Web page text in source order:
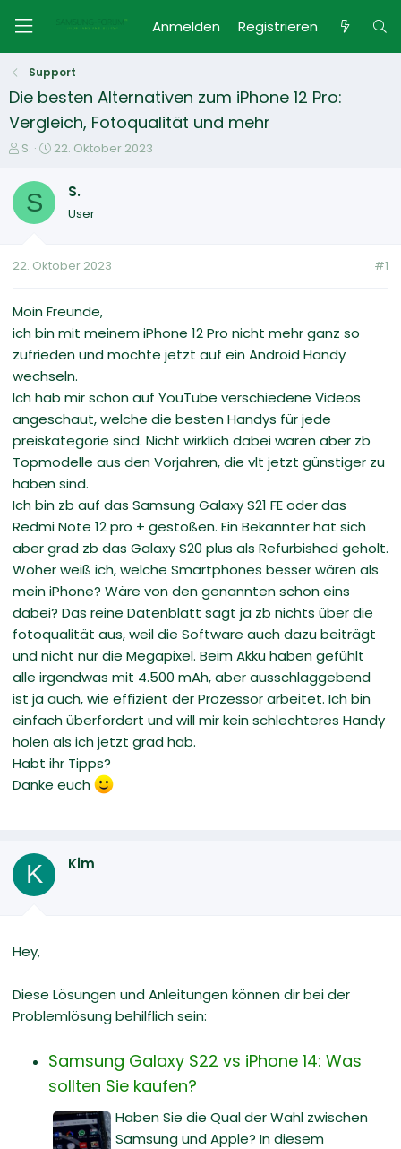
Anmelden Registrieren
Support
Die besten Alternativen zum iPhone 12 Pro:
Vergleich, Fotoqualität und mehr
E
s
e
e
S.
E
t
t
m
22. Oktober 2023
S S.
User
22. Oktober 2023 #1
Moin Freunde,
ich bin mit meinem iPhone 12 Pro nicht mehr ganz so
zufrieden und möchte jetzt auf ein Android Handy
wechseln.
Ich hab mir schon auf YouTube verschiedene Videos
angeschaut, welche die besten Handys für jede
preiskategorie sind. Nicht wirklich dabei waren aber zb
Topmodelle aus den Vorjahren, die vlt jetzt günstiger zu
haben sind.
Ich bin zb auf das Samsung Galaxy S21 FE oder das
Redmi Note 12 pro + gestoßen. Ein Bekannter hat sich
aber grad zb das Galaxy S20 plus als Refurbished geholt.
Woher weiß ich, welche Smartphones besser wären als
mein iPhone? Wäre von den genannten schon eins
dabei? Das reine Datenblatt sagt ja zb nichts über die
fotoqualität aus, weil die Software auch dazu beiträgt
und nicht nur die Megapixel. Beim Akku haben gefühlt
alle irgendwas mit 4.500 mAh, aber ausschlaggebend
ist ja auch, wie effizient der Prozessor arbeitet. Ich bin
einfach überfordert und will mir kein schlechteres Handy
holen als ich jetzt grad hab.
Habt ihr Tipps?
Danke euch
K Kim
Hey,
Diese Lösungen und Anleitungen können dir bei der
Problemlösung behilflich sein:
Samsung Galaxy S22 vs iPhone 14: Was
sollten Sie kaufen?
Haben Sie die Qual der Wahl zwischen
Samsung und Apple? In diesem